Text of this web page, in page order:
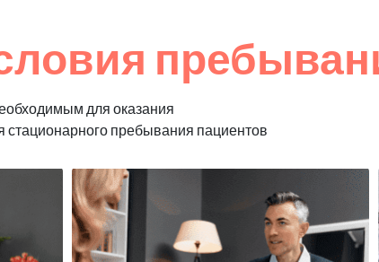
для оказания
пребывания пациентов